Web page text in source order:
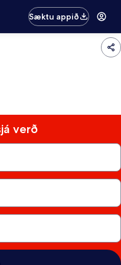
Sæktu appið
verð